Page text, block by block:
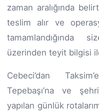
zaman aralığında
teslim alır ve
tamamlandığında
üzerinden teyit bilgisi
Cebeci’dan
Tepebaşı’na ve
yapılan günlük